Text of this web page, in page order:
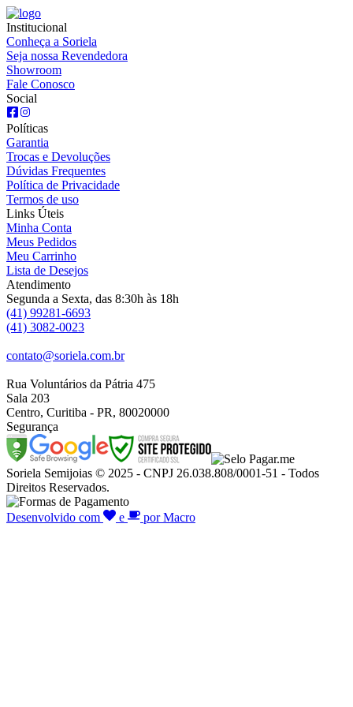
Institucional
Conheça a Soriela
Seja nossa Revendedora
Showroom
Fale Conosco
Social
Políticas
Garantia
Trocas e Devoluções
Dúvidas Frequentes
Política de Privacidade
Termos de uso
Links Úteis
Minha Conta
Meus Pedidos
Meu Carrinho
Lista de Desejos
Atendimento
Segunda a Sexta, das 8:30h às 18h
(41) 99281-6693
(41) 3082-0023
contato@soriela.com.br
Rua Voluntários da Pátria 475
Sala 203
Centro, Curitiba - PR, 80020000
Segurança
Soriela Semijoias © 2025 - CNPJ 26.038.808/0001-51 - Todos
Direitos Reservados.
Desenvolvido com e por Macro